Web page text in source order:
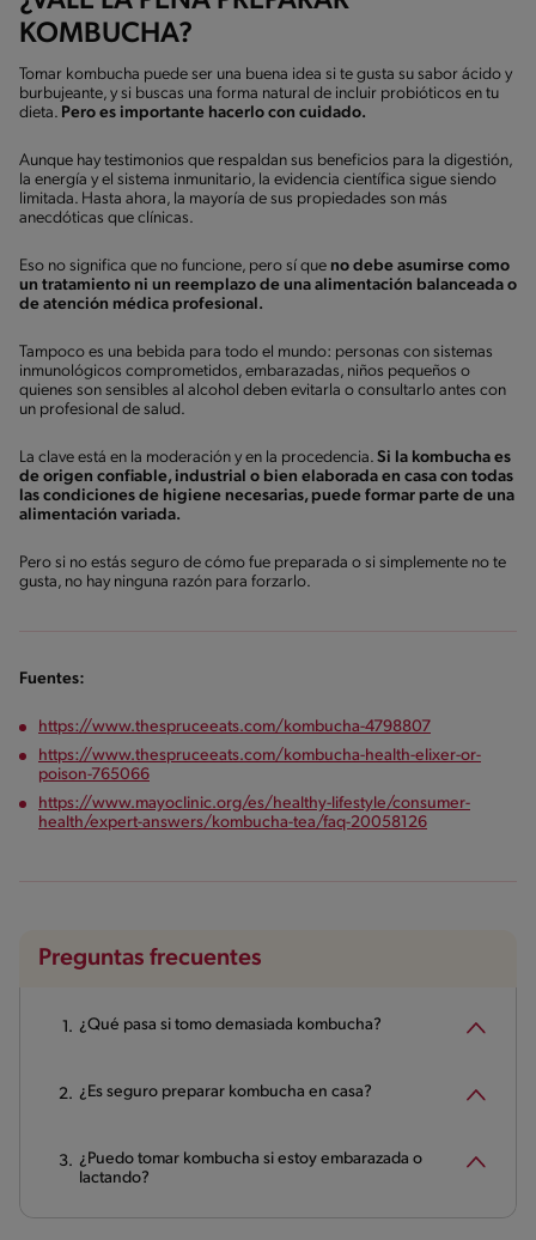
KOMBUCHA?
Tomar kombucha puede ser una buena idea si te gusta su sabor ácido y
burbujeante, y si buscas una forma natural de incluir probióticos en tu
dieta. Pero es importante hacerlo con cuidado.
Aunque hay testimonios que respaldan sus beneficios para la digestión,
la energía y el sistema inmunitario, la evidencia científica sigue siendo
limitada. Hasta ahora, la mayoría de sus propiedades son más
anecdóticas que clínicas.
Eso no significa que no funcione, pero sí que no debe asumirse como
un tratamiento ni un reemplazo de una alimentación balanceada o
de atención médica profesional.
Tampoco es una bebida para todo el mundo: personas con sistemas
inmunológicos comprometidos, embarazadas, niños pequeños o
quienes son sensibles al alcohol deben evitarla o consultarlo antes con
un profesional de salud.
La clave está en la moderación y en la procedencia. Si la kombucha es
de origen confiable, industrial o bien elaborada en casa con todas
las condiciones de higiene necesarias, puede formar parte de una
alimentación variada.
Pero si no estás seguro de cómo fue preparada o si simplemente no te
gusta, no hay ninguna razón para forzarlo.
Fuentes:
https://www.thespruceeats.com/kombucha-4798807
https://www.thespruceeats.com/kombucha-health-elixer-or-
poison-765066
https://www.mayoclinic.org/es/healthy-lifestyle/consumer-
health/expert-answers/kombucha-tea/faq-20058126
Preguntas frecuentes
¿Qué pasa si tomo demasiada kombucha?
¿Es seguro preparar kombucha en casa?
¿Puedo tomar kombucha si estoy embarazada o
lactando?